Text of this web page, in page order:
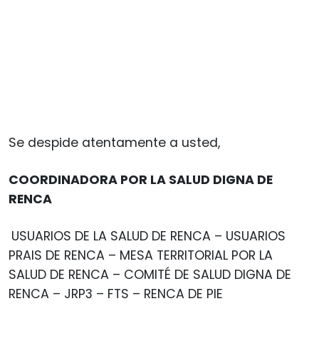
Se despide atentamente a usted,
COORDINADORA POR LA SALUD DIGNA DE
RENCA
USUARIOS DE LA SALUD DE RENCA – USUARIOS
PRAIS DE RENCA – MESA TERRITORIAL POR LA
SALUD DE RENCA – COMITÉ DE SALUD DIGNA DE
RENCA – JRP3 – FTS – RENCA DE PIE